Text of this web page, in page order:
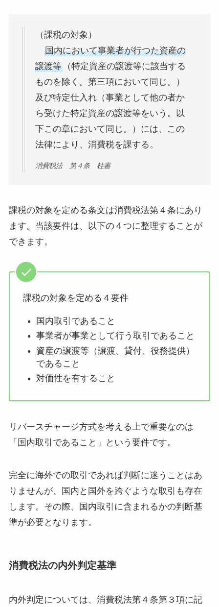
（課税の対象）
国内において事業者が行つた資産の
譲渡等（特定資産の譲渡等に該当する
ものを除く。第三項において同じ。）
及び特定仕入れ（事業として他の者か
ら受けた特定資産の譲渡等をいう。以
下この章において同じ。）には、この
法律により、消費税を課する。
消費税法 第４条 柱書
課税の対象を定める条文は消費税法第４条にあり
ます。当該要件は、以下の４つに整理することが
できます。
課税の対象を定める４要件
国内取引であること
事業者が事業として行う取引であること
資産の譲渡等（譲渡、貸付、役務提供）
であること
対価性を有すること
リバースチャージ方式を考える上で重要なのは
「国内取引であること」という要件です。
完全に海外での取引であれば判断に迷うことはあ
りませんが、国内と国外を跨ぐような取引も存在
します。その際、国内取引に含まれるかの判断基
準が必要となります。
消費税法の内外判定基準
内外判定については、消費税法第４条第３項に記